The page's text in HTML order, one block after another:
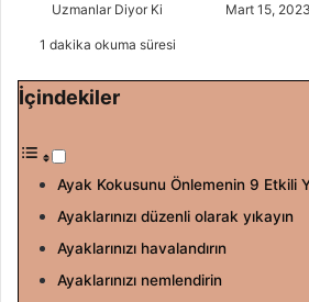
Uzmanlar Diyor Ki
n
X
s
t
a
g
Mart 15, 2023
1 dakika okuma süresi
İçindekiler
Ayak Kokusunu Önlemenin 9 Etkili
Ayaklarınızı düzenli olarak yıkayın
Ayaklarınızı havalandırın
Ayaklarınızı nemlendirin